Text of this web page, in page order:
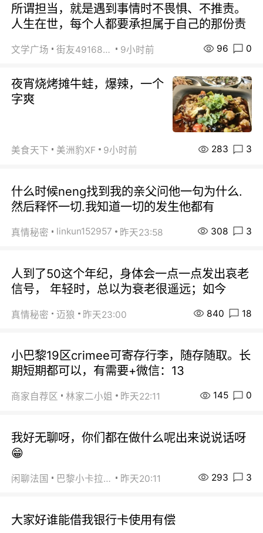
所谓担当，就是遇到事情时不畏惧、不推责。
人生在世，每个人都要承担属于自己的那份责
文学广场 街友49168527 9小时前 96 0
夜宵烧烤摊牛蛙，爆辣，一个
字爽
美食天下 美洲豹XF 9小时前 283 3
什么时候neng找到我的亲父问他一句为什么.
然后释怀一切.我知道一切的发生他都有
真情秘密 linkun152957 昨天23:58 308 3
人到了50这个年纪，身体会一点一点发出哀老
信号， 年轻时，总以为衰老很遥远；如今
真情秘密 迈狼 昨天23:00 840 18
小巴黎19区crimee可寄存行李，随存随取。长
期短期都可以，有需要+微信：13
商家自荐区 林家二小姐 昨天22:11 145 0
我好无聊呀，你们都在做什么呢出来说说话呀
😁
闲聊法国 巴黎小卡拉咪 昨天20:11 293 3
大家好谁能借我银行卡使用有偿